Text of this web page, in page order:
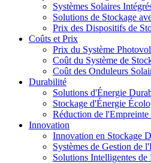
Systèmes Solaires
Solutions de Stockage
Prix des Dispositifs de
Coûts et Prix
Prix du Système
Coût du Système de
Coût des Onduleurs
Durabilité
Solutions d'Énergie
Stockage d'Énergie
Réduction de l'Empreinte
Innovation
Innovation en Stockage
Systèmes de Gestion de
Solutions Intelligentes de